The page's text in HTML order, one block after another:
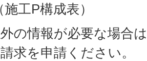
工P構成表）
の情報が必要な場合
求を申請ください。